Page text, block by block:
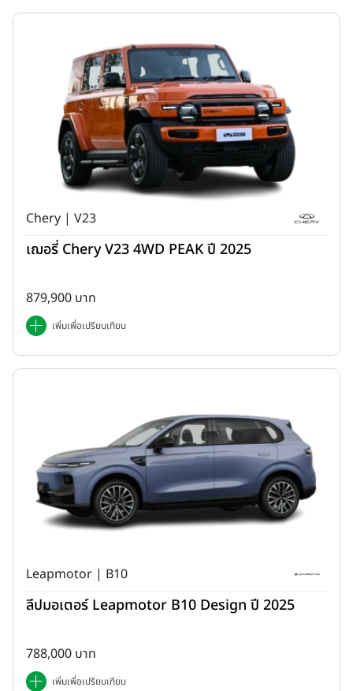
Chery | V23
เฌอรี่ Chery V23 4WD PEAK ปี 2025
879,900 บาท
เพิ่มเพื่อเปรียบเทียบ
Leapmotor | B10
ลีปมอเตอร์ Leapmotor B10 Design ปี 2025
788,000 บาท
เพิ่มเพื่อเปรียบเทียบ